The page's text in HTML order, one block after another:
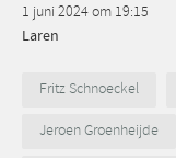
1 juni 2024 om 19:15
Laren
Fritz Schnoeckel
Jeroen Groenheijde